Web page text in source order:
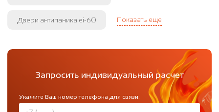
Двери антипаника ei-60 Показать еще
Запросить индивидуальный расчет
Укажите Ваш номер телефона для связи: